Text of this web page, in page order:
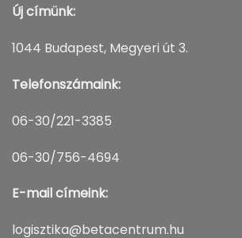
Új címünk:
1044 Budapest, Megyeri út 3.
Telefonszámaink:
06-30/221-3385
06-30/756-4694
E-mail címeink:
logisztika@betacentrum.hu